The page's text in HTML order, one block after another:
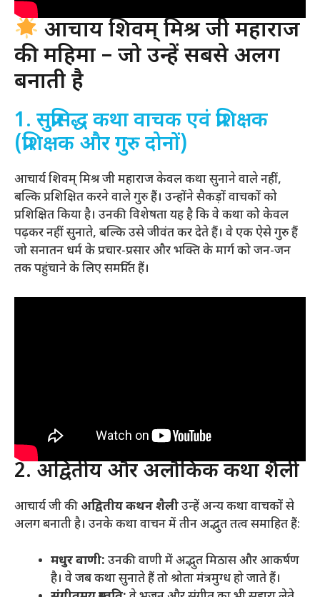
आचार्य शिवम् मिश्र जी महाराज
की महिमा – जो उन्हें सबसे अलग
बनाती है
1. सुप्रसिद्ध कथा वाचक एवं प्रशिक्षक
(प्रशिक्षक और गुरु दोनों)
आचार्य शिवम् मिश्र जी महाराज केवल कथा सुनाने वाले नहीं,
बल्कि प्रशिक्षित करने वाले गुरु हैं। उन्होंने सैकड़ों वाचकों को
प्रशिक्षित किया है। उनकी विशेषता यह है कि वे कथा को केवल
पढ़कर नहीं सुनाते, बल्कि उसे जीवंत कर देते हैं। वे एक ऐसे गुरु हैं
जो सनातन धर्म के प्रचार-प्रसार और भक्ति के मार्ग को जन-जन
तक पहुंचाने के लिए समर्पित हैं।
2. अद्वितीय और अलौकिक कथा शैली
आचार्य जी कीअद्वितीय कथन शैलीउन्हें अन्य कथा वाचकों से
अलग बनाती है। उनके कथा वाचन में तीन अद्भुत तत्व समाहित हैं:
मधुर वाणी: उनकी वाणी में अद्भुत मिठास और आकर्षण
है। वे जब कथा सुनाते हैं तो श्रोता मंत्रमुग्ध हो जाते हैं।